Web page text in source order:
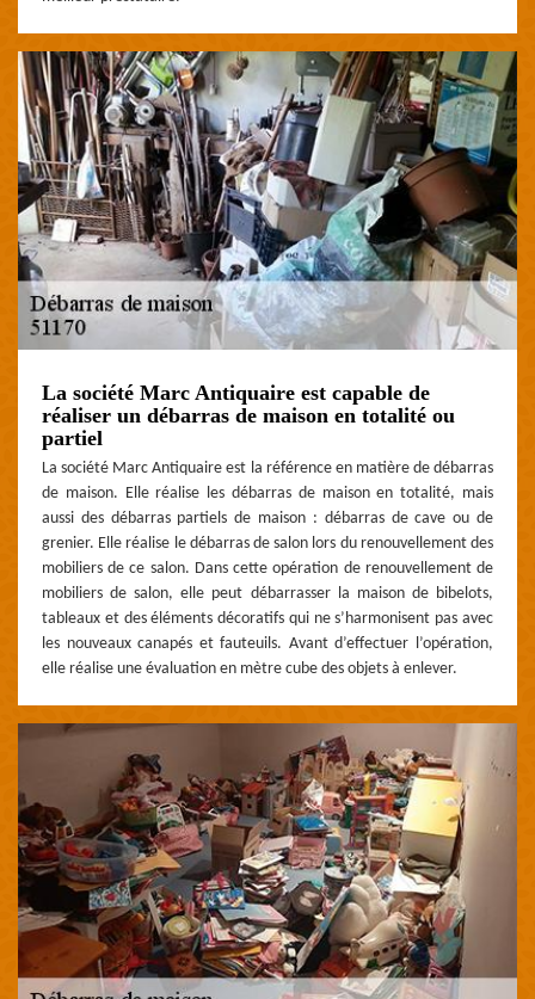
La société Marc Antiquaire est capable de
réaliser un débarras de maison en totalité ou
partiel
La société Marc Antiquaire est la référence en matière de débarras
de maison. Elle réalise les débarras de maison en totalité, mais
aussi des débarras partiels de maison : débarras de cave ou de
grenier. Elle réalise le débarras de salon lors du renouvellement des
mobiliers de ce salon. Dans cette opération de renouvellement de
mobiliers de salon, elle peut débarrasser la maison de bibelots,
tableaux et des éléments décoratifs qui ne s’harmonisent pas avec
les nouveaux canapés et fauteuils. Avant d’effectuer l’opération,
elle réalise une évaluation en mètre cube des objets à enlever.